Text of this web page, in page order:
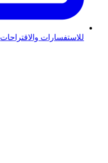
للاستفسارات والاقتراحات